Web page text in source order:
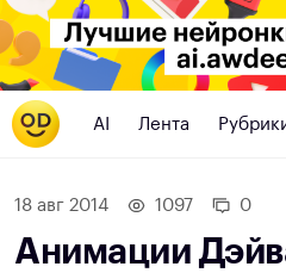
AI Лента
18 авг 2014 1097 0
Анимации